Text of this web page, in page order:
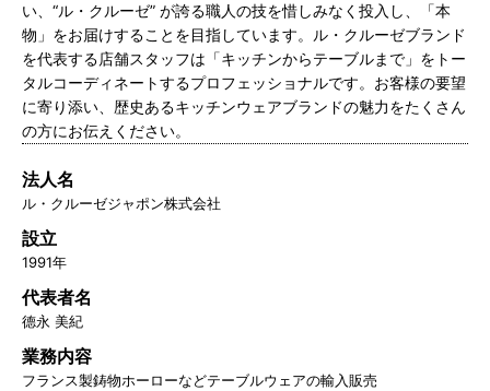
い、“ル・クルーゼ” が誇る職人の技を惜しみなく投入し、「本
物」をお届けすることを目指しています。ル・クルーゼブランド
を代表する店舗スタッフは「キッチンからテーブルまで」をトー
タルコーディネートするプロフェッショナルです。お客様の要望
に寄り添い、歴史あるキッチンウェアブランドの魅力をたくさん
の方にお伝えください。
法人名
ル・クルーゼジャポン株式会社
設立
1991年
代表者名
德永 美紀
業務内容
フランス製鋳物ホーローなどテーブルウェアの輸入販売